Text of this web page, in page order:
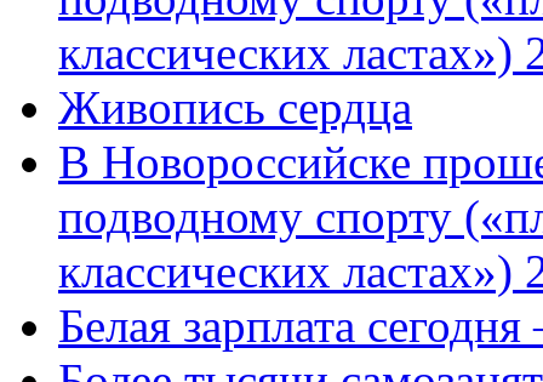
классических
Живопись сердца
В Новороссийске
подводному спорту
классических ластах»)
Белая зарплата